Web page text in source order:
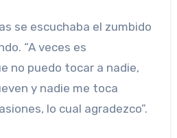
se escuchaba el zumbido
“A veces es
no puedo tocar a nadie,
y nadie me toca
lo cual agradezco”.